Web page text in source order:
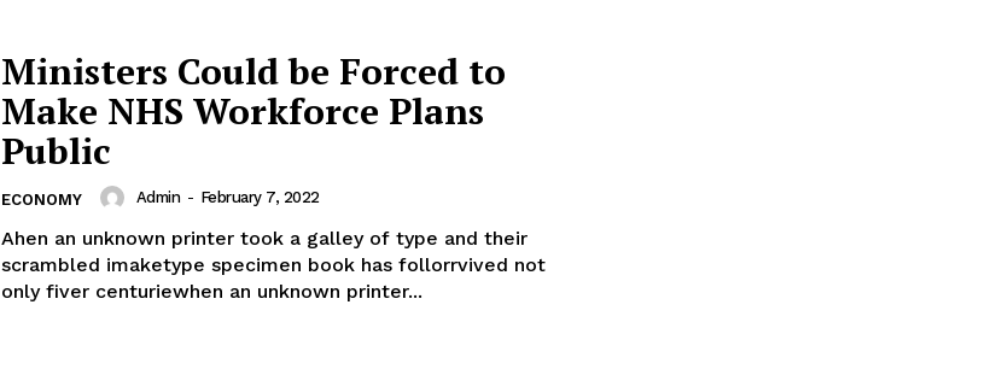
Ministers Could be Forced to
Make NHS Workforce Plans
Public
ECONOMY Admin - February 7, 2022
Ahen an unknown printer took a galley of type and their
scrambled imaketype specimen book has follorrvived not
only fiver centuriewhen an unknown printer...